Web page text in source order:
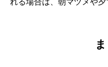
れる場合は、朝マヅメや夕